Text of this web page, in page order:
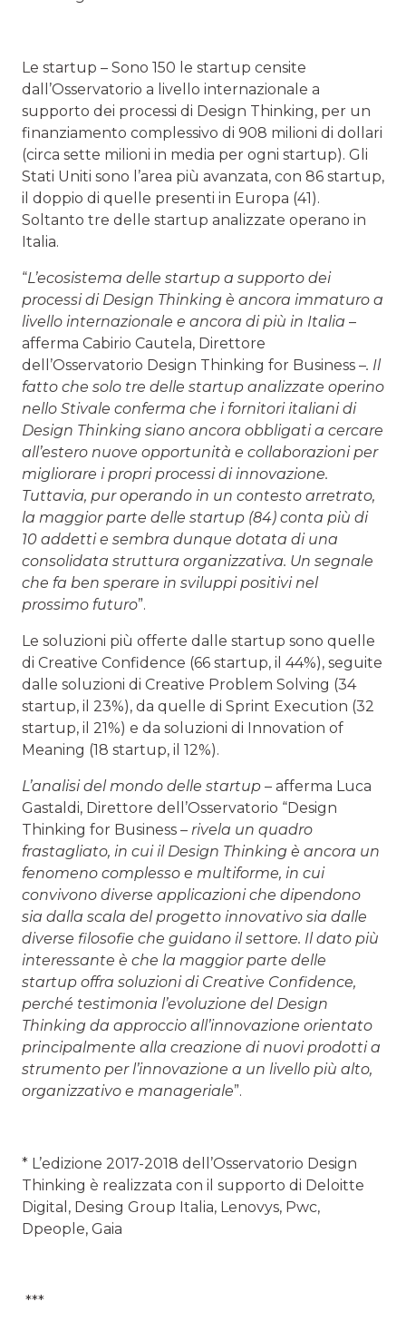
Le startup – Sono 150 le startup censite
dall’Osservatorio a livello internazionale a
supporto dei processi di Design Thinking, per un
finanziamento complessivo di 908 milioni di dollari
(circa sette milioni in media per ogni startup). Gli
Stati Uniti sono l’area più avanzata, con 86 startup,
il doppio di quelle presenti in Europa (41).
Soltanto tre delle startup analizzate operano in
Italia.
“L’ecosistema delle startup a supporto dei
processi di Design Thinking è ancora immaturo a
livello internazionale e ancora di più in Italia –
afferma Cabirio Cautela, Direttore
dell’Osservatorio Design Thinking for Business –. Il
fatto che solo tre delle startup analizzate operino
nello Stivale conferma che i fornitori italiani di
Design Thinking siano ancora obbligati a cercare
all’estero nuove opportunità e collaborazioni per
migliorare i propri processi di innovazione.
Tuttavia, pur operando in un contesto arretrato,
la maggior parte delle startup (84) conta più di
10 addetti e sembra dunque dotata di una
consolidata struttura organizzativa. Un segnale
che fa ben sperare in sviluppi positivi nel
prossimo futuro”.
Le soluzioni più offerte dalle startup sono quelle
di Creative Confidence (66 startup, il 44%), seguite
dalle soluzioni di Creative Problem Solving (34
startup, il 23%), da quelle di Sprint Execution (32
startup, il 21%) e da soluzioni di Innovation of
Meaning (18 startup, il 12%).
L’analisi del mondo delle startup – afferma Luca
Gastaldi, Direttore dell’Osservatorio “Design
Thinking for Business – rivela un quadro
frastagliato, in cui il Design Thinking è ancora un
fenomeno complesso e multiforme, in cui
convivono diverse applicazioni che dipendono
sia dalla scala del progetto innovativo sia dalle
diverse filosofie che guidano il settore. Il dato più
interessante è che la maggior parte delle
startup offra soluzioni di Creative Confidence,
perché testimonia l’evoluzione del Design
Thinking da approccio all’innovazione orientato
principalmente alla creazione di nuovi prodotti a
strumento per l’innovazione a un livello più alto,
organizzativo e manageriale”.
* L’edizione 2017-2018 dell’Osservatorio Design
Thinking è realizzata con il supporto di Deloitte
Digital, Desing Group Italia, Lenovys, Pwc,
Dpeople, Gaia
***